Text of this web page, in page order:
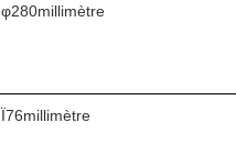
φ280millimètre
Ï76millimètre